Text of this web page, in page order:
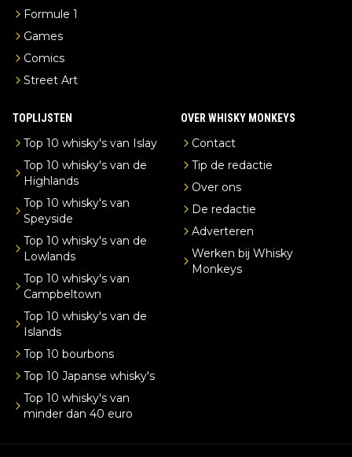
Formule 1
Games
Comics
Street Art
TOPLIJSTEN
Top 10 whisky's van Islay
Top 10 whisky's van de
Highlands
Top 10 whisky's van
Speyside
Top 10 whisky's van de
Lowlands
Top 10 whisky's van
Campbeltown
Top 10 whisky's van de
Islands
Top 10 bourbons
Top 10 Japanse whisky's
Top 10 whisky's van
minder dan 40 euro
OVER WHISKY MONKEYS
Contact
Tip de redactie
Over ons
De redactie
Adverteren
Werken bij Whisky
Monkeys